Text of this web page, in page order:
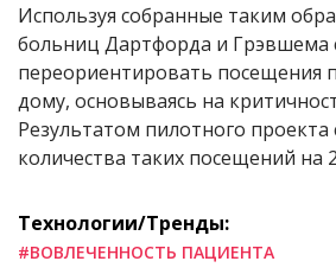
Используя собранные таким
больниц Дартфорда и Грэвшема
переориентировать посещения
дому, основываясь на
Результатом пилотного
количества таких посещений на
Технологии/Тренды:
#ВОВЛЕЧЕННОСТЬ ПАЦИЕНТА